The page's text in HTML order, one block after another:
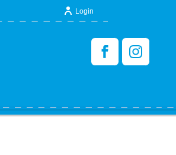
Login